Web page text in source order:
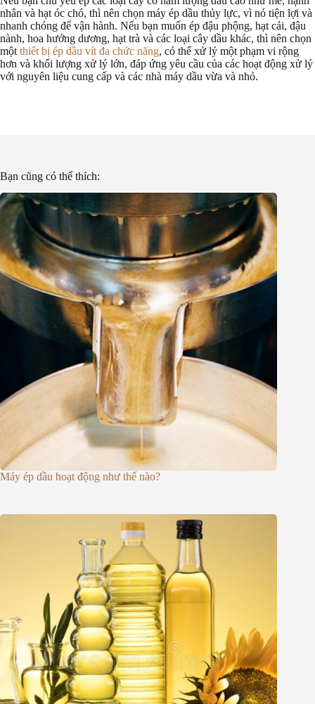
nhân và hạt óc chó, thì nên chọn máy ép dầu thủy lực, vì nó tiện lợi và
nhanh chóng để vận hành. Nếu bạn muốn ép đậu phộng, hạt cải, đậu
nành, hoa hướng dương, hạt trà và các loại cây dầu khác, thì nên chọn
một thiết bị ép dầu vít đa chức năng, có thể xử lý một phạm vi rộng
hơn và khối lượng xử lý lớn, đáp ứng yêu cầu của các hoạt động xử lý
với nguyên liệu cung cấp và các nhà máy dầu vừa và nhỏ.
Bạn cũng có thể thích:
Máy ép dầu hoạt động như thế nào?